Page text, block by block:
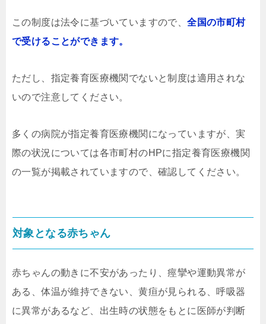
この制度は法令に基づいていますので、全国の市町村
で受けることができます。
ただし、指定養育医療機関でないと制度は適用されな
いので注意してください。
多くの病院が指定養育医療機関になっていますが、実
際の状況については各市町村のHPに指定養育医療機関
の一覧が掲載されていますので、確認してください。
対象となる赤ちゃん
赤ちゃんの動きに不安があったり、痙攣や運動異常が
ある、体温が維持できない、黄疸が見られる、呼吸器
に異常があるなど、出生時の状態をもとに医師が判断